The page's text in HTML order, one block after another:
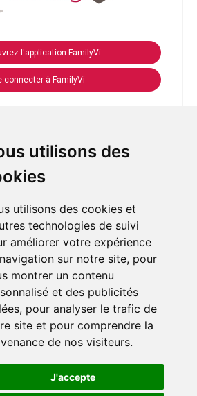
utilisons des
utilisons des cookies et
technologies de suivi
améliorer votre expérience
sur notre site, pour
montrer un contenu
et des publicités
pour analyser le trafic de
site et pour comprendre la
de nos visiteurs.
J'accepte
l'application FamilyVi
connecter à FamilyVi
nous sur Twitter
nos équipes
Nous contacter